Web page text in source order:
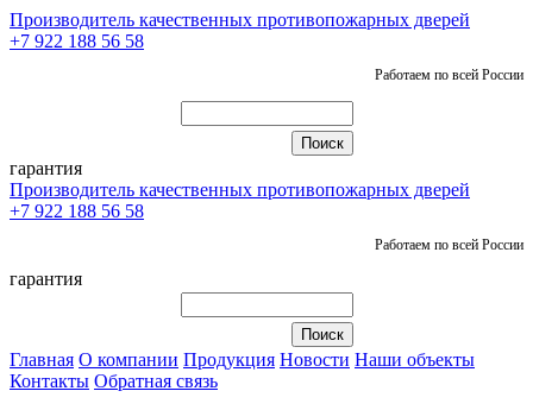
Производитель качественных противопожарных дверей
+7 922 188 56 58
Работаем по всей России
гарантия
Производитель качественных противопожарных дверей
+7 922 188 56 58
Работаем по всей России
гарантия
Главная О компании Продукция Новости Наши объекты
Контакты Обратная связь